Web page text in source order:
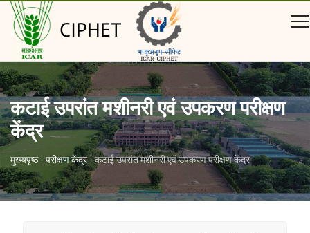
CIPHET
कटाई उपरांत मशीनरी एवं उपकरण परीक्षण
केंद्र
मुख्यपृष्ठ -परीक्षण केंद्र -कटाई उपरांत मशीनरी एवं उपकरण परीक्षण केंद्र